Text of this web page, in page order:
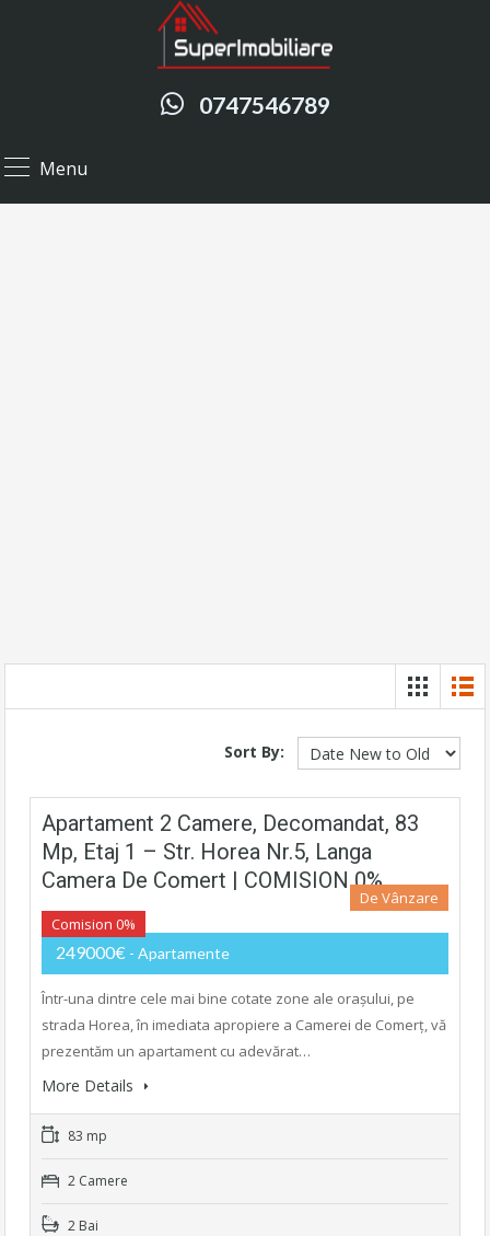
0747546789
Menu
Sort By:
Apartament 2 Camere, Decomandat, 83
Mp, Etaj 1 – Str. Horea Nr.5, Langa
Camera De Comert | COMISION 0%
Comision 0%
De Vânzare
249000€ - Apartamente
Într-una dintre cele mai bine cotate zone ale orașului, pe
strada Horea, în imediata apropiere a Camerei de Comerț, vă
prezentăm un apartament cu adevărat…
More Details
83 mp
2 Camere
2 Bai